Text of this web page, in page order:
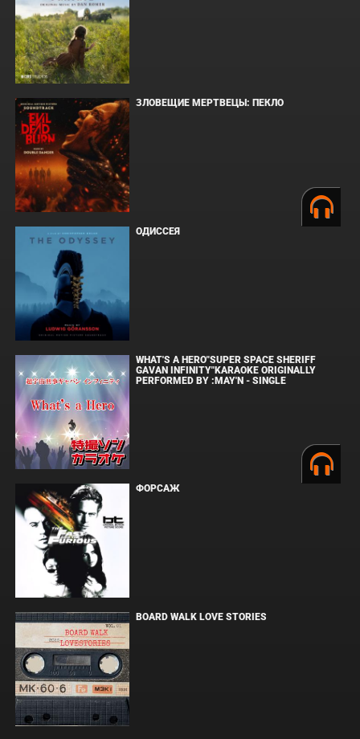
ЗЛОВЕЩИЕ МЕРТВЕЦЫ: ПЕКЛО
ОДИССЕЯ
WHAT'S A HERO"SUPER SPACE SHERIFF
GAVAN INFINITY"KARAOKE ORIGINALLY
PERFORMED BY :MAY'N - SINGLE
ФОРСАЖ
BOARD WALK LOVE STORIES